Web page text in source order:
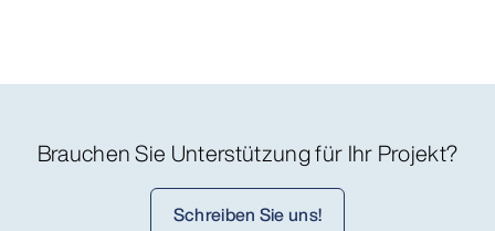
Brauchen Sie Unterstützung für Ihr Projekt?
Schreiben Sie uns!